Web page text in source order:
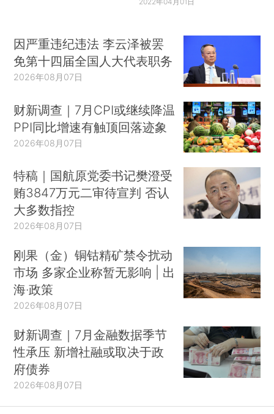
因严重违纪违法 李云泽被罢
免第十四届全国人大代表职务
2026年08月07日
财新调查｜7月CPI或继续降温
PPI同比增速有触顶回落迹象
2026年08月07日
特稿｜国航原党委书记樊澄受
贿3847万元二审待宣判 否认
大多数指控
2026年08月07日
刚果（金）铜钴精矿禁令扰动
市场 多家企业称暂无影响 | 出
海·政策
2026年08月07日
财新调查｜7月金融数据季节
性承压 新增社融或取决于政
府债券
2026年08月07日